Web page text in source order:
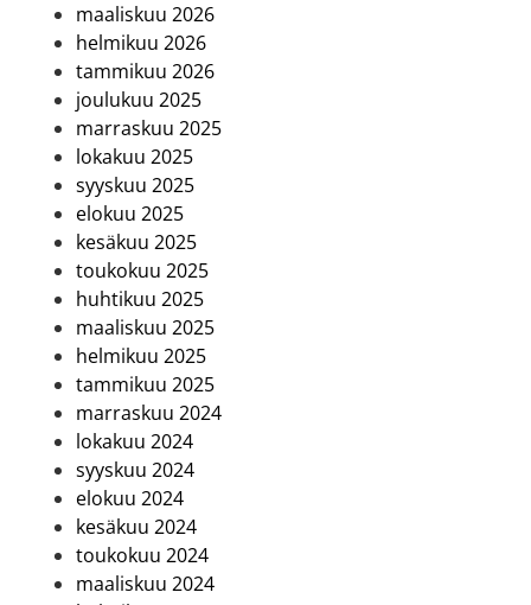
maaliskuu 2026
helmikuu 2026
tammikuu 2026
joulukuu 2025
marraskuu 2025
lokakuu 2025
syyskuu 2025
elokuu 2025
kesäkuu 2025
toukokuu 2025
huhtikuu 2025
maaliskuu 2025
helmikuu 2025
tammikuu 2025
marraskuu 2024
lokakuu 2024
syyskuu 2024
elokuu 2024
kesäkuu 2024
toukokuu 2024
maaliskuu 2024